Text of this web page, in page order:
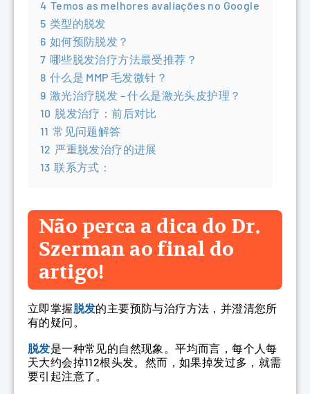
4 Temos as melhores avaliações no Google
5 类型的脱发
6 如何预防脱发？
7 哪些脱发治疗方法最受推荐？
8 什么是 MMP 毛发微针？
9 激光治疗脱发 – 什么是激光头皮护理？
10 脱发治疗：前后对比
11 常见问题解答
12 严重脱发治疗的进展
13 联系方式：
Não perca a dica do Dr.
Szerman ao final do
artigo!
立即掌握脱发的主要预防与治疗方法，并澄清您所
有的疑问。
脱发是一种常见的自然现象。平均而言，每个人每
天大约会掉112根头发。然而，如果掉发过多，就需
要引起注意了。